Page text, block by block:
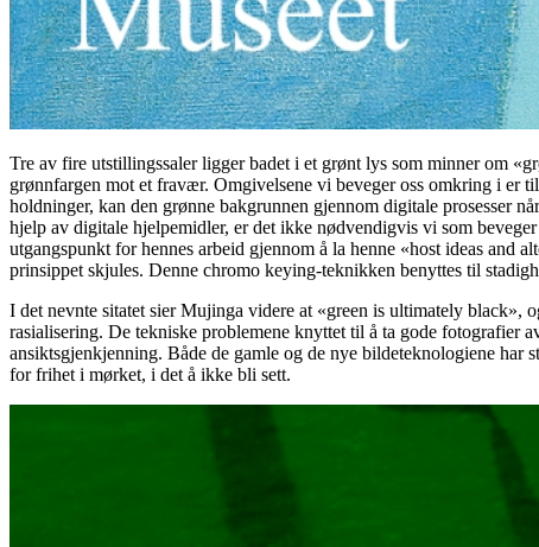
Tre av fire utstillingssaler ligger badet i et grønt lys som minner om
grønnfargen mot et fravær. Omgivelsene vi beveger oss omkring i er
holdninger, kan den grønne bakgrunnen gjennom digitale prosesser
hjelp av digitale hjelpemidler, er det ikke nødvendigvis vi som
utgangspunkt for hennes arbeid gjennom å la henne «host ideas and
prinsippet skjules. Denne chromo keying-teknikken benyttes til
I det nevnte sitatet sier Mujinga videre at «green is ultimately black»,
rasialisering. De tekniske problemene knyttet til å ta gode fotografier
ansiktsgjenkjenning. Både de gamle og de nye bildeteknologiene
for frihet i mørket, i det å ikke bli sett.